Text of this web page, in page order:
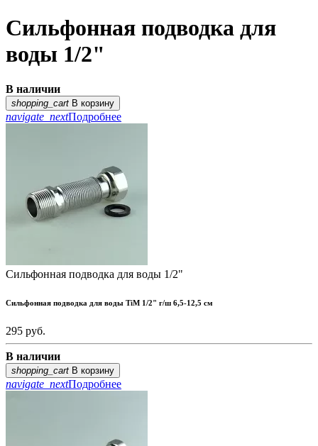
Сильфонная подводка для
воды 1/2"
В наличии
shopping_cart В корзину
navigate_nextПодробнее
Сильфонная подводка для воды 1/2"
Сильфонная подводка для воды TiM 1/2" г/ш 6,5-12,5 см
295 руб.
В наличии
shopping_cart В корзину
navigate_nextПодробнее